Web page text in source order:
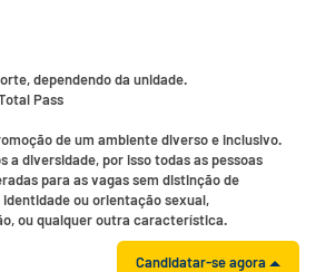
dependendo da unidade.
Pass
de um ambiente diverso e inclusivo.
a diversidade, por isso todas as pessoas
para as vagas sem distinção de
ou orientação sexual,
ou qualquer outra característica.
Candidatar-se agora